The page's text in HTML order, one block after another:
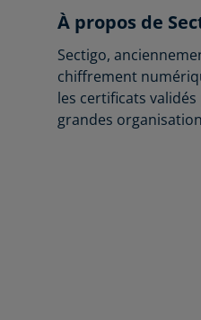
À propos de
Sectigo,
chiffrement
les certificats
grandes